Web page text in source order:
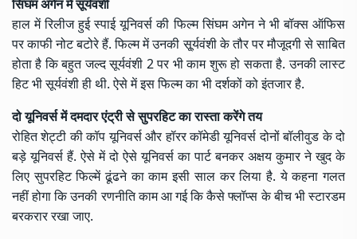
सिंघम अगेन में सूर्यवंशी
हाल में रिलीज हुई स्पाई यूनिवर्स की फिल्म सिंघम अगेन ने भी बॉक्स ऑफिस
पर काफी नोट बटोरे हैं. फिल्म में उनकी सू्र्यवंशी के तौर पर मौजूदगी से साबित
होता है कि बहुत जल्द सूर्यवंशी 2 पर भी काम शुरू हो सकता है. उनकी लास्ट
हिट भी सूर्यवंशी ही थी. ऐसे में इस फिल्म का भी दर्शकों को इंतजार है.
दो यूनिवर्स में दमदार एंट्री से सुपरहिट का रास्ता करेंगे तय
रोहित शेट्टी की कॉप यूनिवर्स और हॉरर कॉमेडी यूनिवर्स दोनों बॉलीवुड के दो
बड़े यूनिवर्स हैं. ऐसे में दो ऐसे यूनिवर्स का पार्ट बनकर अक्षय कुमार ने खुद के
लिए सुपरहिट फिल्में ढूंढने का काम इसी साल कर लिया है. ये कहना गलत
नहीं होगा कि उनकी रणनीति काम आ गई कि कैसे फ्लॉप्स के बीच भी स्टारडम
बरकरार रखा जाए.